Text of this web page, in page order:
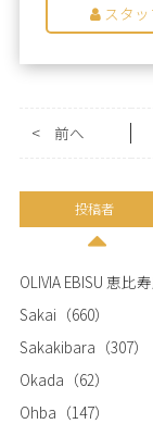
スタッ
< 前へ
投稿者
OLIVIA EBISU 恵比
Sakai （660）
Sakakibara （307）
Okada （62）
Ohba （147）